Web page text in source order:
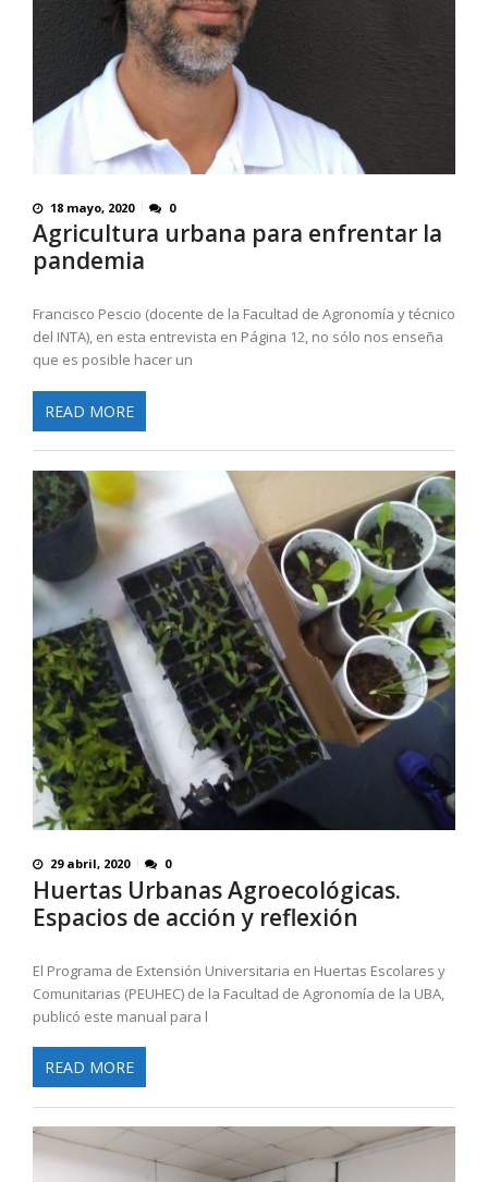
18 mayo, 2020 0
Agricultura urbana para enfrentar la
pandemia
Francisco Pescio (docente de la Facultad de Agronomía y técnico
del INTA), en esta entrevista en Página 12, no sólo nos enseña
que es posible hacer un
READ MORE
29 abril, 2020 0
Huertas Urbanas Agroecológicas.
Espacios de acción y reflexión
El Programa de Extensión Universitaria en Huertas Escolares y
Comunitarias (PEUHEC) de la Facultad de Agronomía de la UBA,
publicó este manual para l
READ MORE